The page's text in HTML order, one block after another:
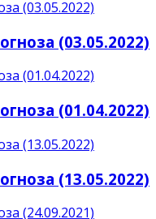
(03.05.2022)
(01.04.2022)
(13.05.2022)